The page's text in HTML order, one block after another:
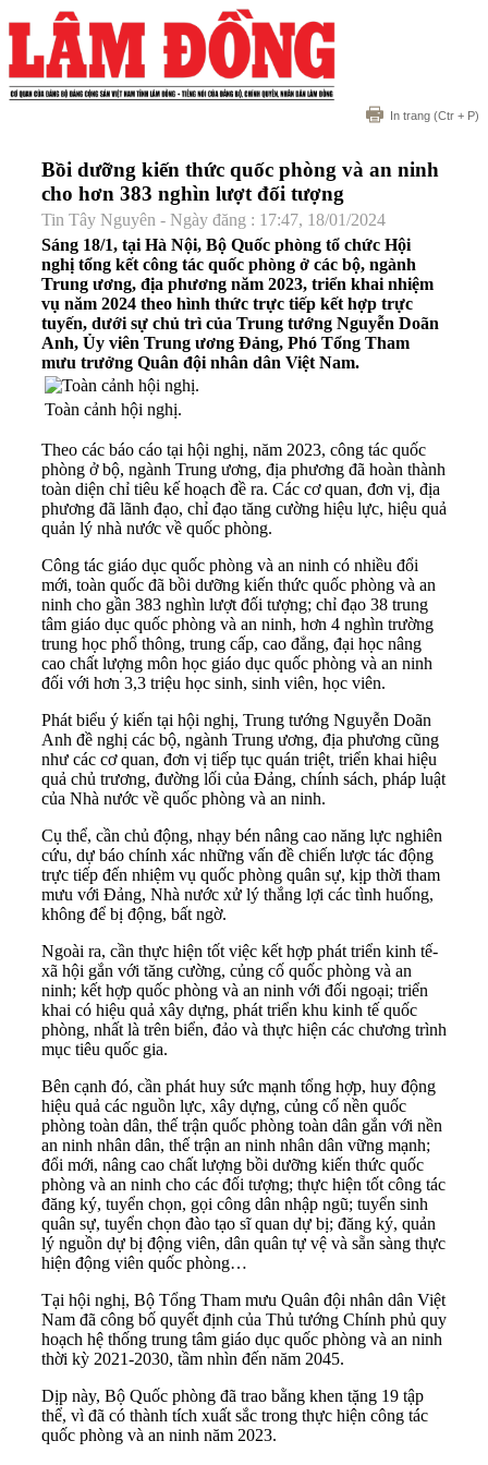
In trang (Ctr + P)
Bồi dưỡng kiến thức quốc phòng và an ninh
cho hơn 383 nghìn lượt đối tượng
Tin Tây Nguyên - Ngày đăng : 17:47, 18/01/2024
Sáng 18/1, tại Hà Nội, Bộ Quốc phòng tổ chức Hội
nghị tổng kết công tác quốc phòng ở các bộ, ngành
Trung ương, địa phương năm 2023, triển khai nhiệm
vụ năm 2024 theo hình thức trực tiếp kết hợp trực
tuyến, dưới sự chủ trì của Trung tướng Nguyễn Doãn
Anh, Ủy viên Trung ương Đảng, Phó Tổng Tham
mưu trưởng Quân đội nhân dân Việt Nam.
Toàn cảnh hội nghị.
Theo các báo cáo tại hội nghị, năm 2023, công tác quốc
phòng ở bộ, ngành Trung ương, địa phương đã hoàn thành
toàn diện chỉ tiêu kế hoạch đề ra. Các cơ quan, đơn vị, địa
phương đã lãnh đạo, chỉ đạo tăng cường hiệu lực, hiệu quả
quản lý nhà nước về quốc phòng.
Công tác giáo dục quốc phòng và an ninh có nhiều đổi
mới, toàn quốc đã bồi dưỡng kiến thức quốc phòng và an
ninh cho gần 383 nghìn lượt đối tượng; chỉ đạo 38 trung
tâm giáo dục quốc phòng và an ninh, hơn 4 nghìn trường
trung học phổ thông, trung cấp, cao đẳng, đại học nâng
cao chất lượng môn học giáo dục quốc phòng và an ninh
đối với hơn 3,3 triệu học sinh, sinh viên, học viên.
Phát biểu ý kiến tại hội nghị, Trung tướng Nguyễn Doãn
Anh đề nghị các bộ, ngành Trung ương, địa phương cũng
như các cơ quan, đơn vị tiếp tục quán triệt, triển khai hiệu
quả chủ trương, đường lối của Đảng, chính sách, pháp luật
của Nhà nước về quốc phòng và an ninh.
Cụ thể, cần chủ động, nhạy bén nâng cao năng lực nghiên
cứu, dự báo chính xác những vấn đề chiến lược tác động
trực tiếp đến nhiệm vụ quốc phòng quân sự, kịp thời tham
mưu với Đảng, Nhà nước xử lý thắng lợi các tình huống,
không để bị động, bất ngờ.
Ngoài ra, cần thực hiện tốt việc kết hợp phát triển kinh tế-
xã hội gắn với tăng cường, củng cố quốc phòng và an
ninh; kết hợp quốc phòng và an ninh với đối ngoại; triển
khai có hiệu quả xây dựng, phát triển khu kinh tế quốc
phòng, nhất là trên biển, đảo và thực hiện các chương trình
mục tiêu quốc gia.
Bên cạnh đó, cần phát huy sức mạnh tổng hợp, huy động
hiệu quả các nguồn lực, xây dựng, củng cố nền quốc
phòng toàn dân, thế trận quốc phòng toàn dân gắn với nền
an ninh nhân dân, thế trận an ninh nhân dân vững mạnh;
đổi mới, nâng cao chất lượng bồi dưỡng kiến thức quốc
phòng và an ninh cho các đối tượng; thực hiện tốt công tác
đăng ký, tuyển chọn, gọi công dân nhập ngũ; tuyển sinh
quân sự, tuyển chọn đào tạo sĩ quan dự bị; đăng ký, quản
lý nguồn dự bị động viên, dân quân tự vệ và sẵn sàng thực
hiện động viên quốc phòng…
Tại hội nghị, Bộ Tổng Tham mưu Quân đội nhân dân Việt
Nam đã công bố quyết định của Thủ tướng Chính phủ quy
hoạch hệ thống trung tâm giáo dục quốc phòng và an ninh
thời kỳ 2021-2030, tầm nhìn đến năm 2045.
Dịp này, Bộ Quốc phòng đã trao bằng khen tặng 19 tập
thể, vì đã có thành tích xuất sắc trong thực hiện công tác
quốc phòng và an ninh năm 2023.